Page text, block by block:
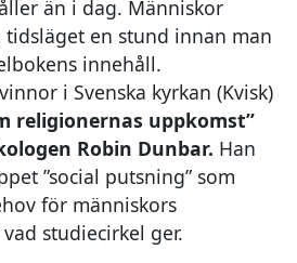
än i dag. Människor
tidsläget en stund innan man
innehåll.
i Svenska kyrkan (Kvisk)
religionernas uppkomst”
Robin Dunbar. Han
”social putsning” som
för människors
studiecirkel ger.